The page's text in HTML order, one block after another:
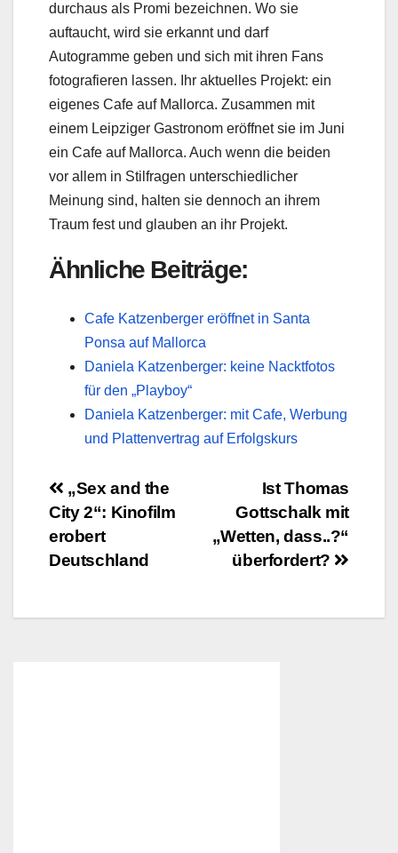
durchaus als Promi bezeichnen. Wo sie
auftaucht, wird sie erkannt und darf
Autogramme geben und sich mit ihren Fans
fotografieren lassen. Ihr aktuelles Projekt: ein
eigenes Cafe auf Mallorca. Zusammen mit
einem Leipziger Gastronom eröffnet sie im Juni
ein Cafe auf Mallorca. Auch wenn die beiden
vor allem in Stilfragen unterschiedlicher
Meinung sind, halten sie dennoch an ihrem
Traum fest und glauben an ihr Projekt.
Ähnliche Beiträge:
Cafe Katzenberger eröffnet in Santa
Ponsa auf Mallorca
Daniela Katzenberger: keine Nacktfotos
für den „Playboy“
Daniela Katzenberger: mit Cafe, Werbung
und Plattenvertrag auf Erfolgskurs
BeitragsnavigationIst Thomas
Gottschalk mit
„Wetten, dass..?“
überfordert?
„Sex and the
City 2“: Kinofilm
erobert
Deutschland